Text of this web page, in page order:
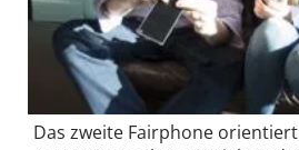
Das zweite Fairphone